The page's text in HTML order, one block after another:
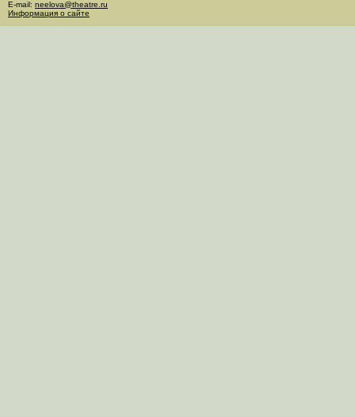
E-mail: neelova@theatre.ru
Информация о сайте